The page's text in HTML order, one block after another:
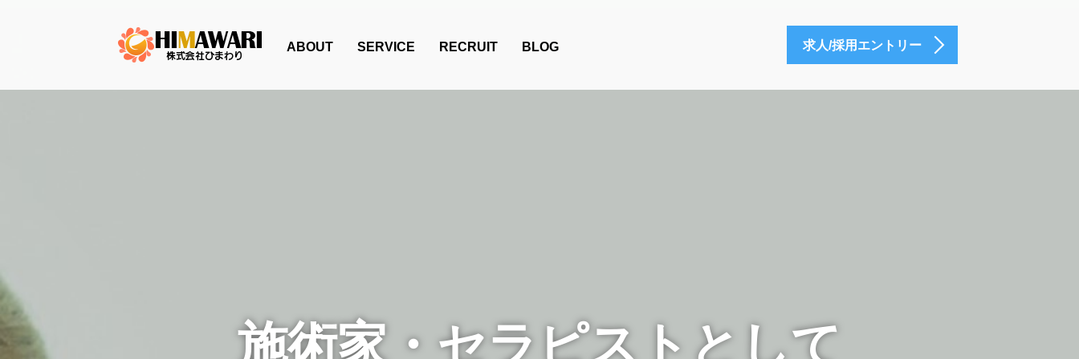
ABOUT SERVICE RECRUIT BLOG 求人/採用エントリー
施術家・セラピストとして